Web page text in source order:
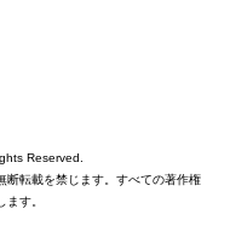
Reserved.
断転載を禁じます。すべての著作権
す。